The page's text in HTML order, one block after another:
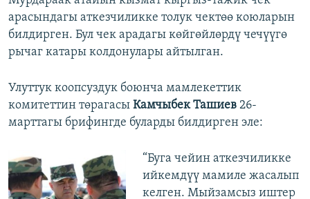
арасындагы аткезчиликке толук чектөө коюларын
билдирген. Бул чек арадагы көйгөйлөрдү чечүүгө
рычаг катары колдонулары айтылган.
Улуттук коопсуздук боюнча мамлекеттик
комитеттин төрагасы Камчыбек Ташиев 26-
марттагы брифингде буларды билдирген эле:
“Буга чейин аткезчиликке
ийкемдүү мамиле жасалып
келген. Мыйзамсыз иштер